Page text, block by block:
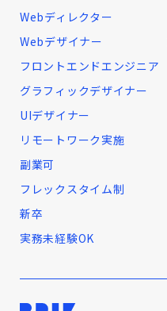
Webディレクター
Webデザイナー
フロントエンドエンジニア
グラフィックデザイナー
UIデザイナー
リモートワーク実施
副業可
フレックスタイム制
新卒
実務未経験OK